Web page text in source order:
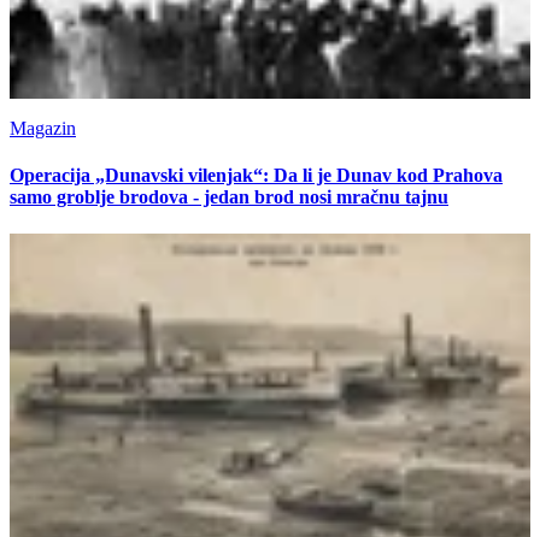
Magazin
Operacija „Dunavski vilenjak“: Da li je Dunav kod Prahova
samo groblje brodova - jedan brod nosi mračnu tajnu